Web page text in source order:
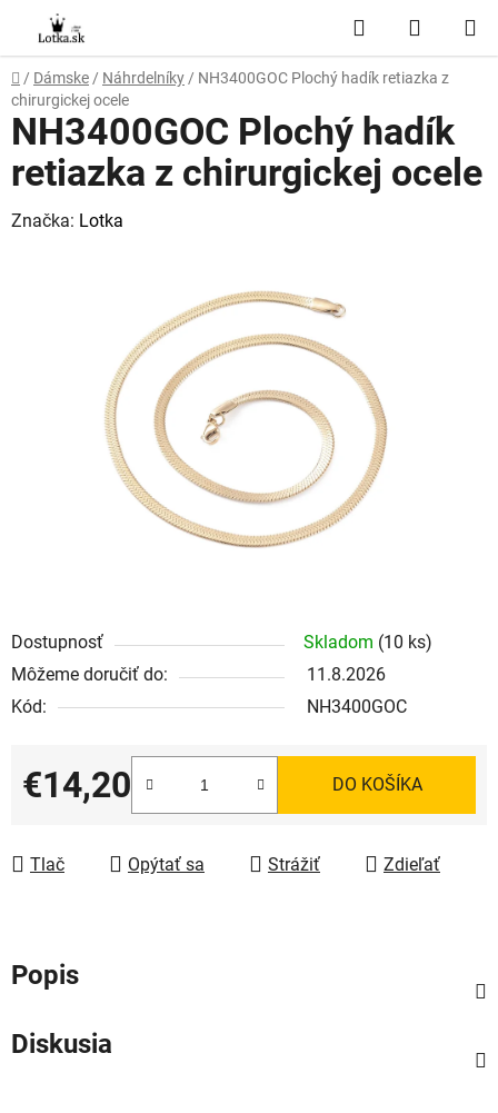
obsah
Hľadať
KOŠÍK
Domov
/ Dámske / Náhrdelníky / NH3400GOC Plochý hadík retiazka z
chirurgickej ocele
Dostupnosť Skladom (10 ks)
Môžeme doručiť do:
11.8.2026
Kód:
NH3400GOC
€14,20
Jednotková cena:
DO KOŠÍKA
Tlač Opýtať sa Strážiť Zdieľať
NH3400GOC Plochý hadík
retiazka z chirurgickej ocele
Značka: Lotka
Popis
Diskusia